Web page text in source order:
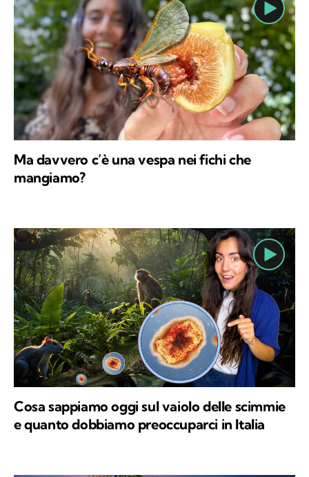
Ma davvero c’è una vespa nei fichi che
mangiamo?
Cosa sappiamo oggi sul vaiolo delle scimmie
e quanto dobbiamo preoccuparci in Italia